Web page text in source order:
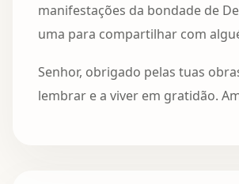
manifestações da bondade de
uma para compartilhar com
Senhor, obrigado pelas tuas
lembrar e a viver em gratidão.